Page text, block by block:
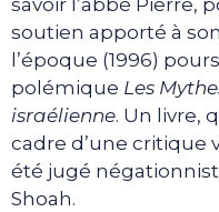
soutien apporté à
l’époque (1996)
polémique Les
israélienne. Un livre,
cadre d’une critique
été jugé
Shoah.